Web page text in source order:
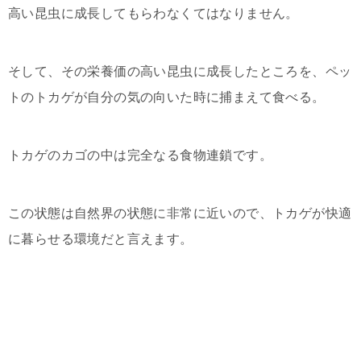
高い昆虫に成長してもらわなくてはなりません。
そして、その栄養価の高い昆虫に成長したところを、ペッ
トのトカゲが自分の気の向いた時に捕まえて食べる。
トカゲのカゴの中は完全なる食物連鎖です。
この状態は自然界の状態に非常に近いので、トカゲが快適
に暮らせる環境だと言えます。